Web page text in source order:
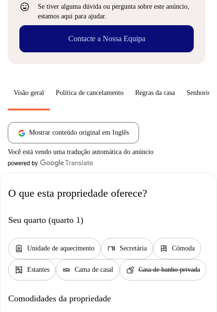
sentiment_very_satisfied
Se tiver alguma dúvida ou pergunta sobre este anúncio,
estamos aqui para ajudar.
Contacte a Nossa Equipa
Visão geral Política de cancelamento Regras da casa Senhorio
Mostrar conteúdo original em Inglês
Você está vendo uma tradução automática do anúncio
O que esta propriedade oferece?
Seu quarto (quarto 1)
water_heater Unidade de aquecimento desk Secretária dresser Cómoda
shelves Estantes airline_seat_flat Cama de casal soap Casa de banho privada
Comodidades da propriedade